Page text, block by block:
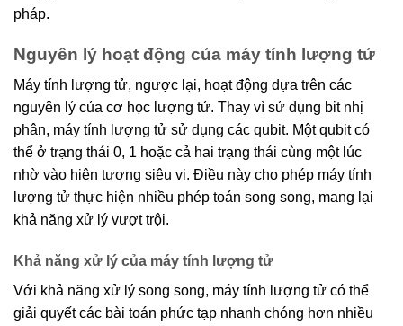
pháp.
Nguyên lý hoạt động của máy tính lượng tử
Máy tính lượng tử, ngược lại, hoạt động dựa trên các
nguyên lý của cơ học lượng tử. Thay vì sử dụng bit nhị
phân, máy tính lượng tử sử dụng các qubit. Một qubit có
thể ở trạng thái 0, 1 hoặc cả hai trạng thái cùng một lúc
nhờ vào hiện tượng siêu vị. Điều này cho phép máy tính
lượng tử thực hiện nhiều phép toán song song, mang lại
khả năng xử lý vượt trội.
Khả năng xử lý của máy tính lượng tử
Với khả năng xử lý song song, máy tính lượng tử có thể
giải quyết các bài toán phức tạp nhanh chóng hơn nhiều